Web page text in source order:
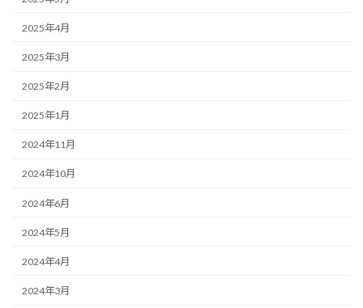
2025年4月
2025年3月
2025年2月
2025年1月
2024年11月
2024年10月
2024年6月
2024年5月
2024年4月
2024年3月